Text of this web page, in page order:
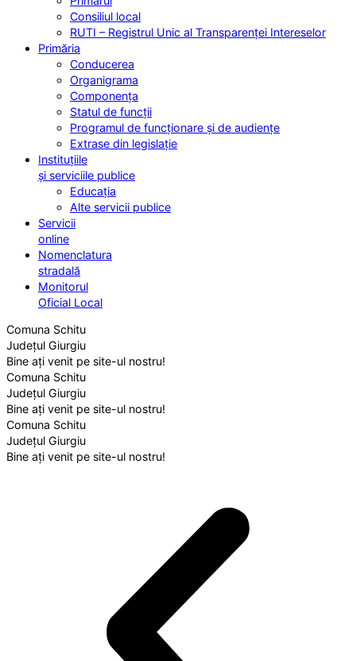
Consiliul local
RUTI – Registrul Unic al Transparenței Intereselor
Primăria
Conducerea
Organigrama
Componența
Statul de funcții
Programul de funcționare și de audiențe
Extrase din legislație
Instituțiile
și serviciile publice
Educația
Alte servicii publice
Servicii
online
Nomenclatura
stradală
Monitorul
Oficial Local
Comuna Schitu
Județul Giurgiu
Bine ați venit pe site-ul nostru!
Comuna Schitu
Județul Giurgiu
Bine ați venit pe site-ul nostru!
Comuna Schitu
Județul Giurgiu
Bine ați venit pe site-ul nostru!